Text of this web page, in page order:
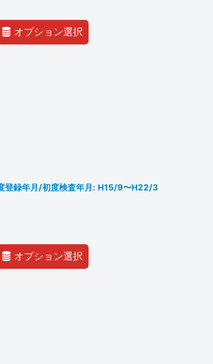
オプション選択
登録年月/初度検査年月: H15/9〜H22/3
オプション選択